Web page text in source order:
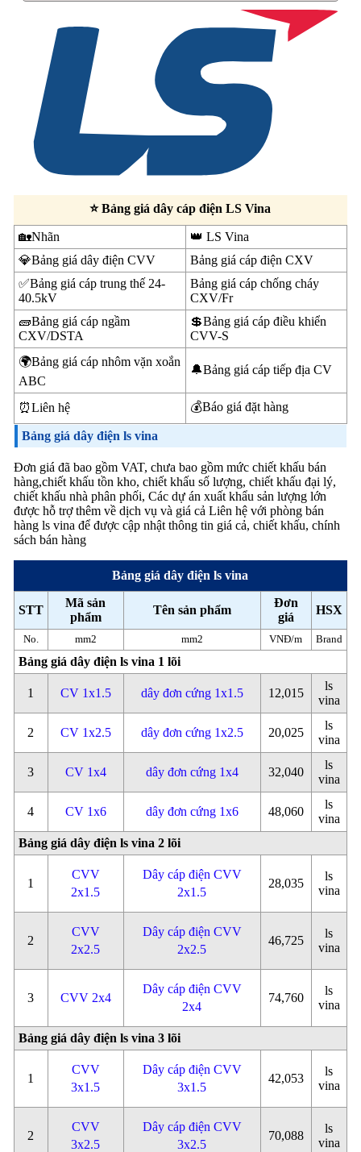
⭐ Bảng giá dây cáp điện LS Vina
🏡Nhãn
👑 LS Vina
💎Bảng giá dây điện CVV
Bảng giá cáp điện CXV
✅Bảng giá cáp trung thế 24-
40.5kV
Bảng giá cáp chống cháy
CXV/Fr
🧱Bảng giá cáp ngầm
CXV/DSTA
💲Bảng giá cáp điều khiển
CVV-S
🌍Bảng giá cáp nhôm vặn xoắn
ABC
🔔Bảng giá cáp tiếp địa CV
⏰Liên hệ 💰Báo giá đặt hàng
Bảng giá dây điện ls vina
Đơn giá đã bao gồm VAT, chưa bao gồm mức chiết khấu bán
hàng,chiết khấu tồn kho, chiết khấu số lượng, chiết khấu đại lý,
chiết khấu nhà phân phối, Các dự án xuất khẩu sản lượng lớn
được hỗ trợ thêm về dịch vụ và giá cả Liên hệ với phòng bán
hàng ls vina để được cập nhật thông tin giá cả, chiết khấu, chính
sách bán hàng
Bảng giá dây điện ls vina
STT
Mã sản
phẩm
Tên sản phẩm
Đơn
giá
HSX
No. mm2 mm2 VNĐ/m Brand
Bảng giá dây điện ls vina 1 lõi
1 CV 1x1.5 dây đơn cứng 1x1.5 12,015
ls
vina
2 CV 1x2.5 dây đơn cứng 1x2.5 20,025
ls
vina
3 CV 1x4 dây đơn cứng 1x4 32,040
ls
vina
4 CV 1x6 dây đơn cứng 1x6 48,060
ls
vina
Bảng giá dây điện ls vina 2 lõi
1
CVV
2x1.5
Dây cáp điện CVV
2x1.5
28,035
ls
vina
2
CVV
2x2.5
Dây cáp điện CVV
2x2.5
46,725
ls
vina
3 CVV 2x4
Dây cáp điện CVV
2x4
74,760
ls
vina
Bảng giá dây điện ls vina 3 lõi
1
CVV
3x1.5
Dây cáp điện CVV
3x1.5
42,053
ls
vina
2
CVV
3x2.5
Dây cáp điện CVV
3x2.5
70,088
ls
vina